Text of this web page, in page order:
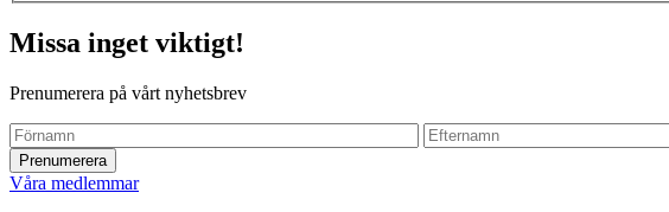
Missa inget viktigt!
Prenumerera på vårt nyhetsbrev
Våra medlemmar